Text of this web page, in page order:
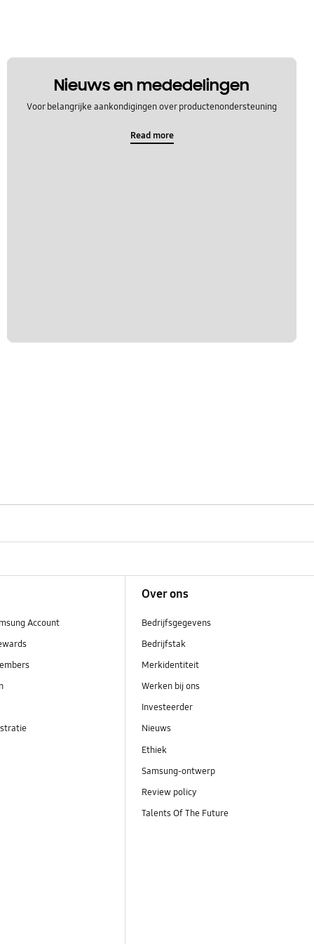
Nieuws en mededelingen
Voor belangrijke aankondigingen over productenondersteuning
Read more
Account
Over ons
Bedrijfsgegevens
Bedrijfstak
Merkidentiteit
Werken bij ons
Investeerder
Nieuws
Ethiek
Samsung-ontwerp
Review policy
Talents Of The Future